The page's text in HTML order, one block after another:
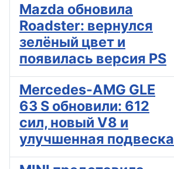
Mazda обновила
Roadster: вернулся
зелёный цвет и
появилась версия PS
Mercedes-AMG GLE
63 S обновили: 612
сил, новый V8 и
улучшенная подвеска